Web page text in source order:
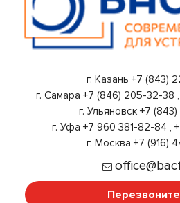
г. Казань +7 (843)
г. Самара +7 (846) 205-32-38 ,
г. Ульяновск +7
г. Уфа +7 960 381-82-84 ,
г. Москва +7 (916)